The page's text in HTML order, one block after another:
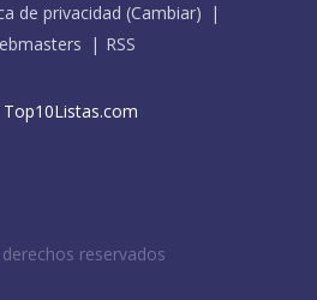
de privacidad (Cambiar)
RSS
Top10Listas.com
reservados